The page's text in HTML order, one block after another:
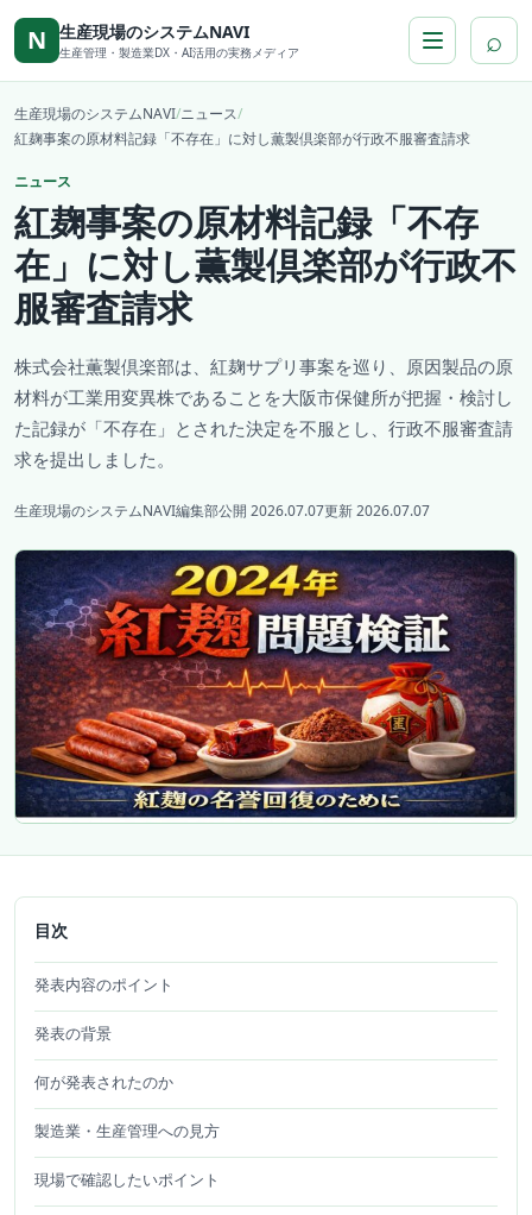
本文へ移動
N 生産現場のシステムNAVI
生産管理・製造業DX・AI活用の実務メディア ⌕
生産現場のシステムNAVI/ニュース/
紅麹事案の原材料記録「不存在」に対し薫製倶楽部が行政不服審査請求
ニュース
紅麹事案の原材料記録「不存
在」に対し薫製倶楽部が行政不
服審査請求
株式会社薫製倶楽部は、紅麹サプリ事案を巡り、原因製品の原
材料が工業用変異株であることを大阪市保健所が把握・検討し
た記録が「不存在」とされた決定を不服とし、行政不服審査請
求を提出しました。
生産現場のシステムNAVI編集部公開 2026.07.07更新 2026.07.07
目次
発表内容のポイント
発表の背景
何が発表されたのか
製造業・生産管理への見方
現場で確認したいポイント